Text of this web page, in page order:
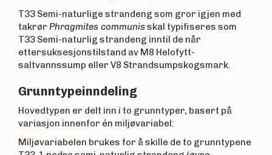
T33 Semi-naturlige strandeng som gror igjen med
takrør Phragmites communisskal typifiseres som
T33 Semi-naturlig strandeng inntil de når
ettersuksesjonstilstand av M8 Helofytt-
saltvannssump eller V8 Strandsumpskogsmark.
Grunntypeinndeling
Hovedtypen er delt inn i to grunntyper, basert på
variasjon innenfor én miljøvariabel:
Miljøvariabelen brukes for å skille de to grunntypene